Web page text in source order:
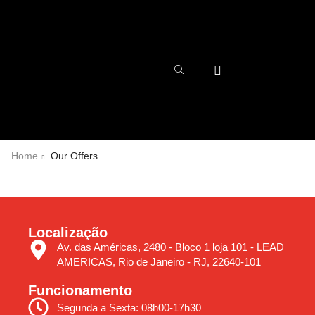
Home Our Offers
Localização
Av. das Américas, 2480 - Bloco 1 loja 101 - LEAD
AMERICAS, Rio de Janeiro - RJ, 22640-101
Funcionamento
Segunda a Sexta: 08h00-17h30